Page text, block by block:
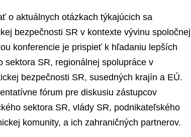
o aktuálnych otázkach týkajúcich sa
bezpečnosti SR v kontexte vývinu spoločnej
konferencie je prispieť k hľadaniu lepších
sektora SR, regionálnej spolupráce v
bezpečnosti SR, susedných krajín a EÚ.
fórum pre diskusiu zástupcov
sektora SR, vlády SR, podnikateľského
komunity, a ich zahraničných partnerov.